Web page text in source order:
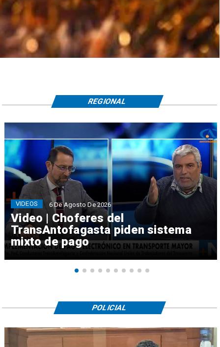
Video | Choferes del
TransAntofagasta piden sistema
mixto de pago
VIDEOS 6 De Agosto De 2026
REGIONAL
POLICIAL